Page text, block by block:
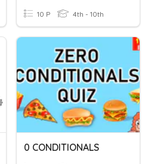
10 P 4th - 10th
0 CONDITIONALS